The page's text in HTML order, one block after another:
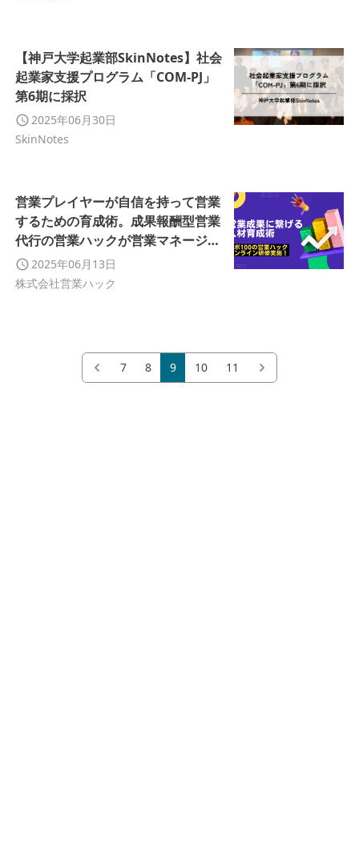
【神戸大学起業部SkinNotes】社会
起業家支援プログラム「COM-PJ」
第6期に採択
2025年06月30日
SkinNotes
営業プレイヤーが自信を持って営業
するための育成術。成果報酬型営業
代行の営業ハックが営業マネージャ
ー研修を実施！
2025年06月13日
株式会社営業ハック
7 8 9 10 11